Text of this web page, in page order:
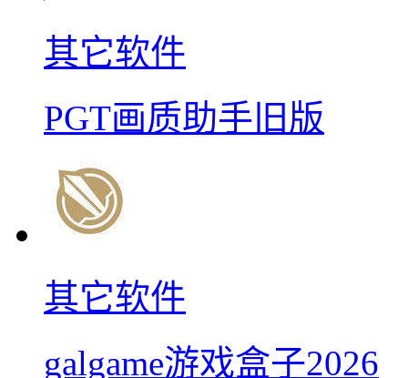
其它软件
PGT画质助手旧版
其它软件
galgame游戏盒子2026